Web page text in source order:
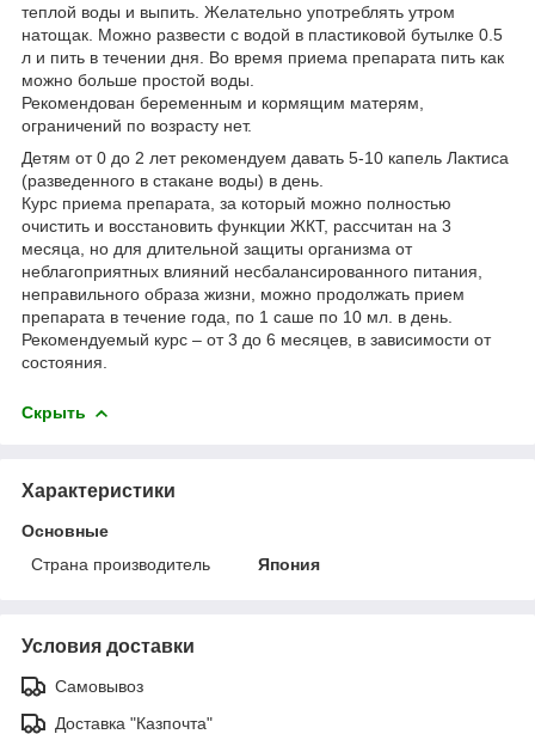
теплой воды и выпить. Желательно употреблять утром
натощак. Можно развести с водой в пластиковой бутылке 0.5
л и пить в течении дня. Во время приема препарата пить как
можно больше простой воды.
Рекомендован беременным и кормящим матерям,
ограничений по возрасту нет.
Детям от 0 до 2 лет рекомендуем давать 5-10 капель Лактиса
(разведенного в стакане воды) в день.
Курс приема препарата, за который можно полностью
очистить и восстановить функции ЖКТ, рассчитан на 3
месяца, но для длительной защиты организма от
неблагоприятных влияний несбалансированного питания,
неправильного образа жизни, можно продолжать прием
препарата в течение года, по 1 саше по 10 мл. в день.
Рекомендуемый курс – от 3 до 6 месяцев, в зависимости от
состояния.
Скрыть
Характеристики
Основные
Страна производитель
Япония
Условия доставки
Самовывоз
Доставка "Казпочта"